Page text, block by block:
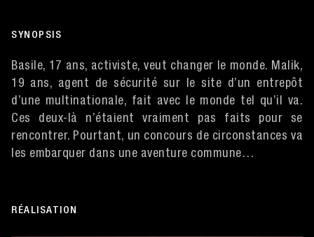
SYNOPSIS
Basile, 17 ans, activiste, veut changer le monde. Malik,
19 ans, agent de sécurité sur le site d’un entrepôt
d’une multinationale, fait avec le monde tel qu’il va.
Ces deux-là n’étaient vraiment pas faits pour se
rencontrer. Pourtant, un concours de circonstances va
les embarquer dans une aventure commune…
RÉALISATION